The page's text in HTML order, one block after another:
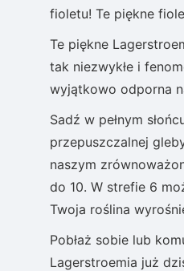
fioletu! Te piękne
Te piękne
tak niezwykłe i
wyjątkowo odporna
Sadź w pełnym
przepuszczalnej
naszym
do 10. W strefie 6
Twoja roślina
Pobłaż sobie lub
Lagerstroemia już